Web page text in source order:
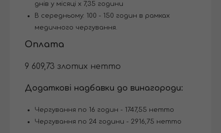
днів у місяці x 7,35 години
В середньому: 100 - 150 годин в рамках
медичного чергування.
Оплата
9 609,73 злотих нетто
Додаткові надбавки до винагороди:
Чергування по 16 годин - 1747,55 нетто
Чергування по 24 години - 2916,75 нетто